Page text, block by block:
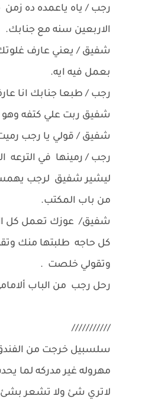
رجب / ياه ياعمده ده
الاربعين سنه مع جنابك.
شفيق / يعني عارف
بعمل فيه ايه.
رجب / طبعا جنابك انا
شفيق ربت علي كتفه وهو
شفيق / قولي يا رجب
رجب / رمينها في الترعه
ليشير شفيق لرجب يهمس
من باب المكتب.
شفيق/ عوزك تعمل كل ال
كل حاجه طلبتها منك
وتقولي خلصت .
رحل رجب من الباب
///////////
سلسبيل خرجت من الفندق
مهروله غير مدركه لما
لاتري شئ ولا تشعر